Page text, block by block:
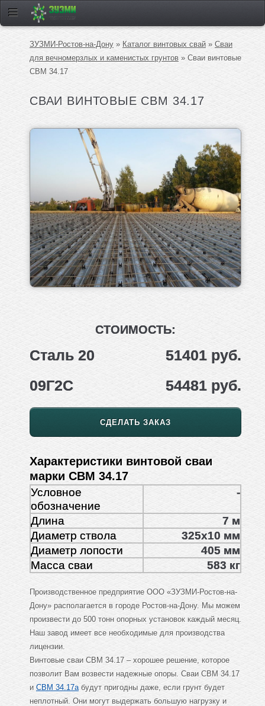
ЗУЗМИ-Ростов-на-Дону » Каталог винтовых свай » Сваи
для вечномерзлых и каменистых грунтов » Сваи винтовые
СВМ 34.17
СВАИ ВИНТОВЫЕ СВМ 34.17
СТОИМОСТЬ:
Сталь 20
51401 руб.
09Г2С
54481 руб.
СДЕЛАТЬ ЗАКАЗ
Характеристики винтовой сваи
марки СВМ 34.17
Условное
обозначение
-
Длина
7 м
Диаметр ствола
325х10 мм
Диаметр лопости
405 мм
Масса сваи
583 кг
Производственное предприятие ООО «ЗУЗМИ-Ростов-на-
Дону» располагается в городе Ростов-на-Дону. Мы можем
произвести до 500 тонн опорных установок каждый месяц.
Наш завод имеет все необходимые для производства
лицензии.
Винтовые сваи СВМ 34.17 – хорошее решение, которое
позволит Вам возвести надежные опоры. Сваи СВМ 34.17
и СВМ 34.17а будут пригодны даже, если грунт будет
неплотный. Они могут выдержать большую нагрузку и